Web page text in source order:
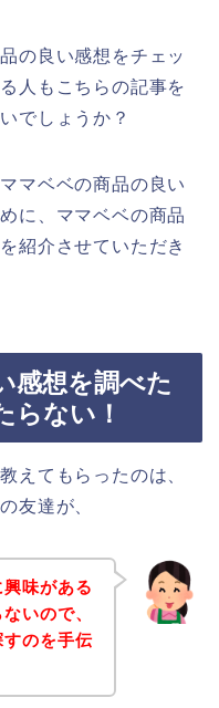
の良い感想をチェッ
人もこちらの記事を
でしょうか？
マベベの商品の良い
に、ママベベの商品
紹介させていただき
感想を調べた
らない！
えてもらったのは、
友達が、
味がある
いので、
のを手伝